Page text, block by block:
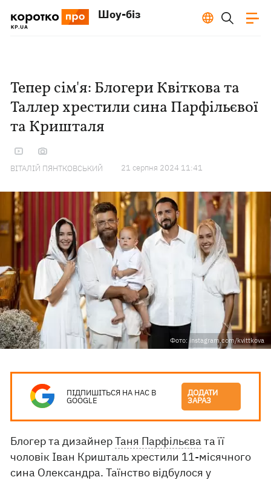
Шоу-біз
Тепер сім'я: Блогери Квіткова та
Таллер хрестили сина Парфільєвої
та Кришталя
ВІТАЛІЙ ПЯНТКОВСЬКИЙ 21 серпня 2024 11:41
Фото: instagram.com/kvittkova
ПІДПИШІТЬСЯ НА НАС В
GOOGLE
ДОДАТИ
ЗАРАЗ
Блогер та дизайнерТаня Парфільєва та її
чоловік Іван Кришталь хрестили 11-місячного
сина Олександра. Таїнство відбулося у